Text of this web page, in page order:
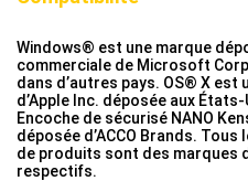
Windows® est une marque
commerciale de Microsoft
dans d’autres pays. OS® X est
d’Apple Inc. déposée aux
Encoche de sécurisé NANO
déposée d’ACCO Brands.
de produits sont des marques
respectifs.